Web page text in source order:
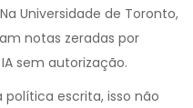
Universidade de Toronto,
notas zeradas por
sem autorização.
escrita, isso não